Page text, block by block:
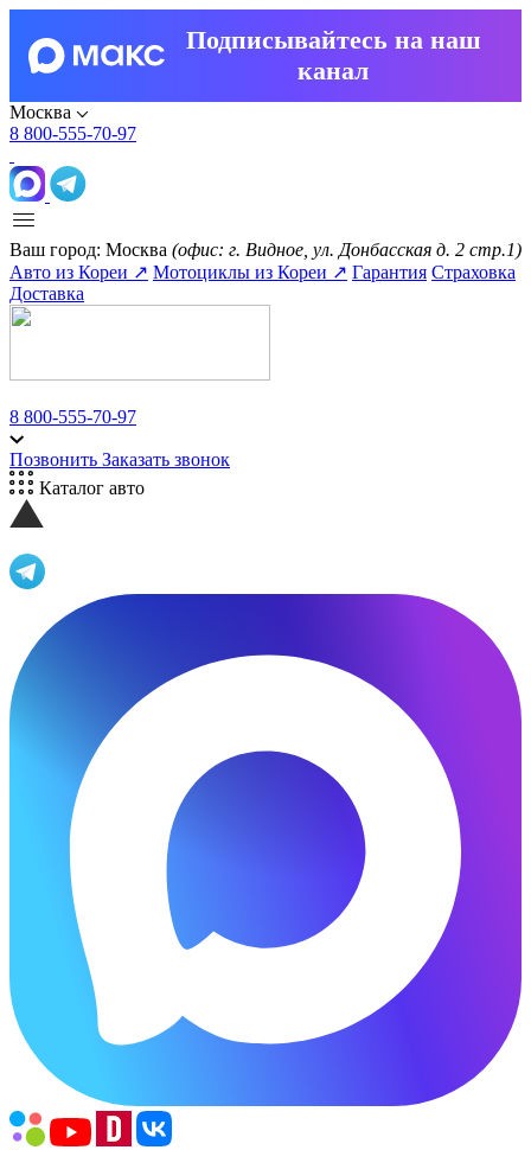
Подписывайтесь на наш
канал
Москва
8 800-555-70-97
Ваш город: Москва (офис: г. Видное, ул. Донбасская д. 2 стр.1)
Авто из Кореи ↗ Мотоциклы из Кореи ↗ Гарантия Страховка
Доставка
8 800-555-70-97
Позвонить Заказать звонок
Каталог авто